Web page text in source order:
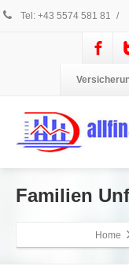
Tel: +43 5574 581 81 /
Familien
Home